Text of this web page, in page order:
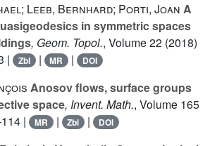
Leeb, Bernhard; Porti, Joan A
in symmetric spaces
, Geom. Topol., Volume 22 (2018)
|
Zbl | MR | DOI
Anosov flows, surface groups
space, Invent. Math., Volume 165
|
MR | Zbl | DOI